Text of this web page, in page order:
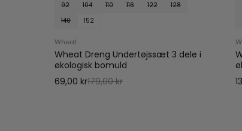
92 104 110 116 122
128
140
152
Wheat
Wheat Dreng Undertøjssæt 3 dele i
økologisk bomuld
69,00 kr179,00 kr